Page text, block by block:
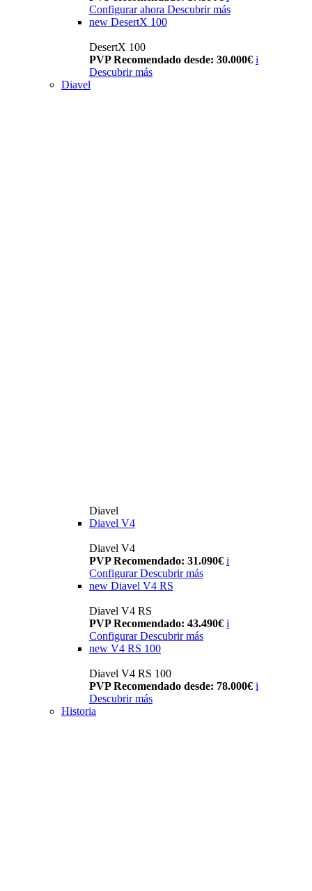
Configurar ahora Descubrir más
new DesertX 100
DesertX 100
PVP Recomendado desde: 30.000€ i
Descubrir más
Diavel
Diavel
Diavel V4
Diavel V4
PVP Recomendado: 31.090€ i
Configurar Descubrir más
new Diavel V4 RS
Diavel V4 RS
PVP Recomendado: 43.490€ i
Configurar Descubrir más
new V4 RS 100
Diavel V4 RS 100
PVP Recomendado desde: 78.000€ i
Descubrir más
Historia